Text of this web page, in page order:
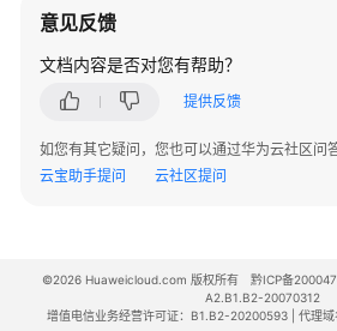
包
插
件
资
源
基
意见反馈
文档内容是否对您有帮助？
提供反馈
如您有其它疑问，您也可以通过华为云社区问
云宝助手提问
云社区提问
©2026 Huaweicloud.com 版权所有 黔ICP备
A2.B1.B2-20070312
增值电信业务经营许可证：B1.B2-20200593 | 代理